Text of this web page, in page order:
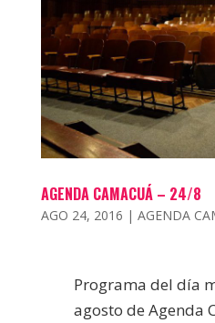
AGENDA CAMACUÁ – 24/8
AGO 24, 2016 | AGENDA
Programa del día
agosto de Agenda